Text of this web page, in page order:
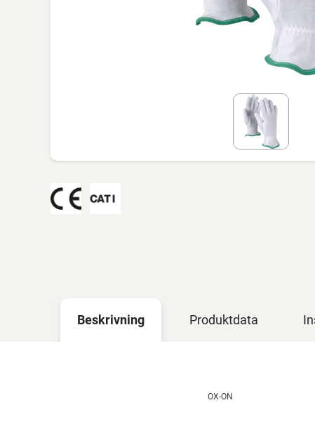
Beskrivning Produktdata
Beskrivning
OX-ON